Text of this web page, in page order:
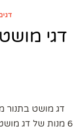
דגי
דג מושט בתנור
6 מנות של דג